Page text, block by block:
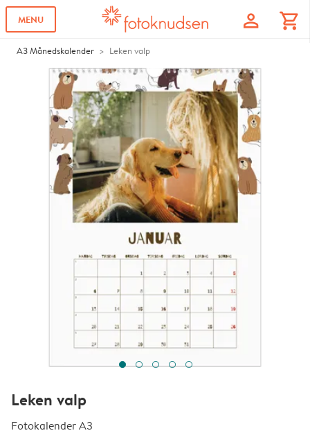
MENU profile shopping_cart
A3 Månedskalender Leken valp
Leken valp
Fotokalender A3